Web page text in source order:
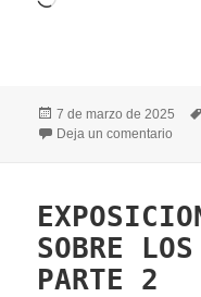
Publicado
el
7 de marzo de 2025
Deja un comentario
SOBRE
PARTE 2